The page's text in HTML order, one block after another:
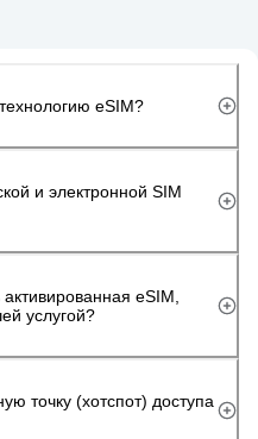
eSIM?
и электронной SIM
eSIM,
услугой?
точку (хотспот) доступа